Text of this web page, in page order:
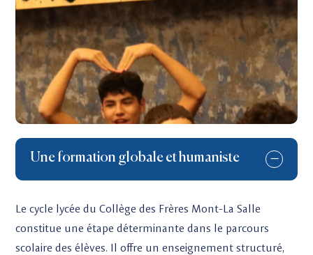
Une formation globale et humaniste
Le cycle lycée du Collège des Frères Mont-La Salle
constitue une étape déterminante dans le parcours
scolaire des élèves. Il offre un enseignement structuré,